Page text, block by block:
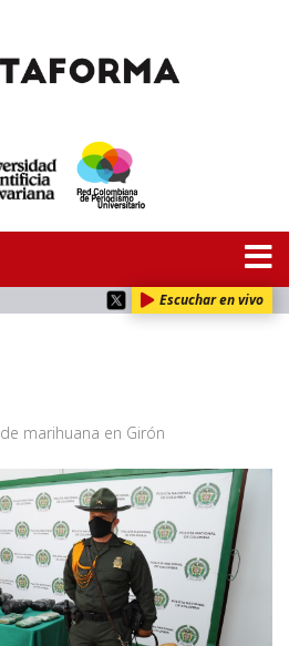
Escuchar en vivo
marihuana en Girón